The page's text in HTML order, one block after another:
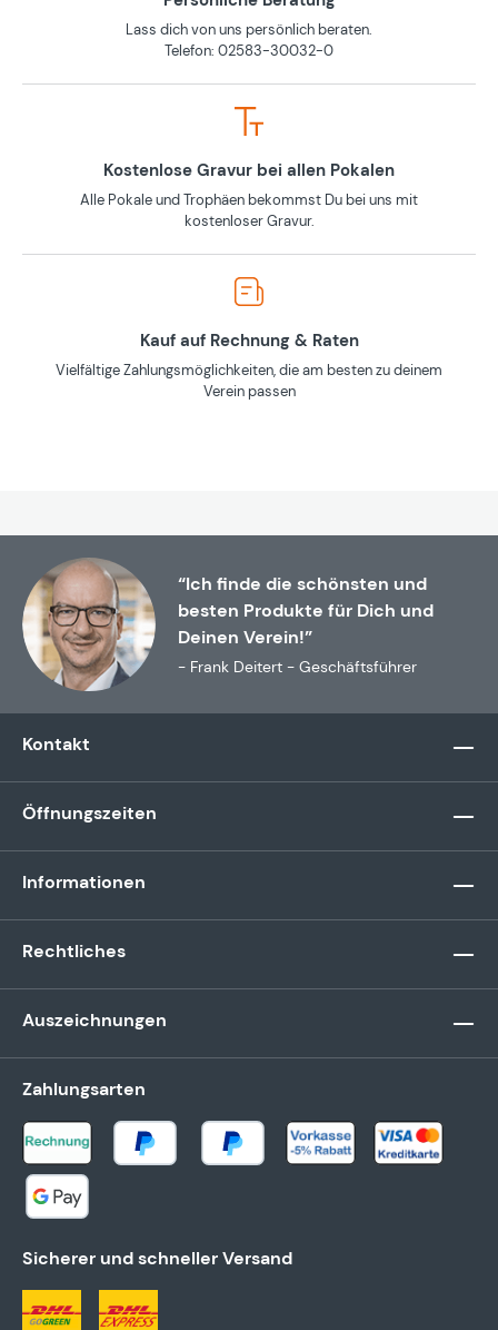
Lass dich von uns persönlich beraten.
Telefon: 02583-30032-0
Kostenlose Gravur bei allen Pokalen
Alle Pokale und Trophäen bekommst Du bei uns mit
kostenloser Gravur.
Kauf auf Rechnung & Raten
Vielfältige Zahlungsmöglichkeiten, die am besten zu deinem
Verein passen
“Ich finde die schönsten und
besten Produkte für Dich und
Deinen Verein!”
- Frank Deitert - Geschäftsführer
Kontakt
Öffnungszeiten
Informationen
Rechtliches
Auszeichnungen
Zahlungsarten
Sicherer und schneller Versand